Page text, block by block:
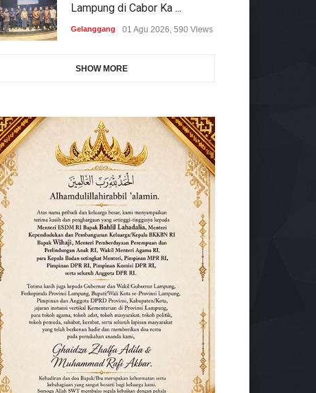
Lampung di Cabor Ka ...
Gelanggang 01 Agu 2026, 590 Views
SHOW MORE